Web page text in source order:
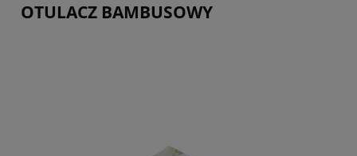
OTULACZ BAMBUSOWY